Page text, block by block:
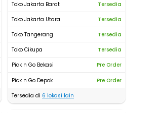
Toko Jakarta Barat
Tersedia
Toko Jakarta Utara
Tersedia
Toko Tangerang
Tersedia
Toko Cikupa
Tersedia
Pick n Go Bekasi
Pre Order
Pick n Go Depok
Pre Order
Tersedia di 6 lokasi lain